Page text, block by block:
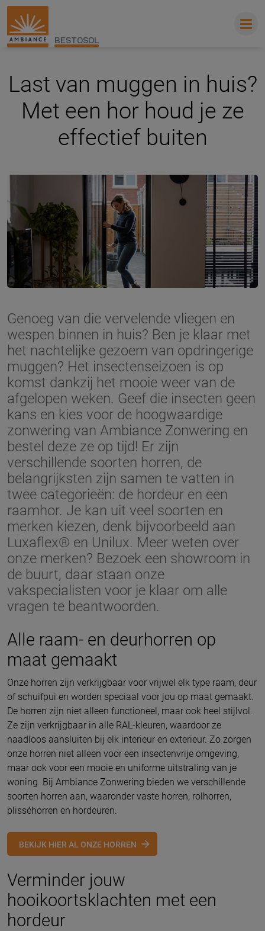
BESTOSOL
Last van muggen in huis?
Met een hor houd je ze
effectief buiten
Genoeg van die vervelende vliegen en
wespen binnen in huis? Ben je klaar met
het nachtelijke gezoem van opdringerige
muggen? Het insectenseizoen is op
komst dankzij het mooie weer van de
afgelopen weken. Geef die insecten geen
kans en kies voor de hoogwaardige
zonwering van Ambiance Zonwering en
bestel deze ze op tijd! Er zijn
verschillende soorten horren, de
belangrijksten zijn samen te vatten in
twee categorieën: de hordeur en een
raamhor. Je kan uit veel soorten en
merken kiezen, denk bijvoorbeeld aan
Luxaflex® en Unilux. Meer weten over
onze merken? Bezoek een showroom in
de buurt, daar staan onze
vakspecialisten voor je klaar om alle
vragen te beantwoorden.
Alle raam- en deurhorren op
maat gemaakt
Onze horren zijn verkrijgbaar voor vrijwel elk type raam, deur
of schuifpui en worden speciaal voor jou op maat gemaakt.
De horren zijn niet alleen functioneel, maar ook heel stijlvol.
Ze zijn verkrijgbaar in alle RAL-kleuren, waardoor ze
naadloos aansluiten bij elk interieur en exterieur. Zo zorgen
onze horren niet alleen voor een insectenvrije omgeving,
maar ook voor een mooie en uniforme uitstraling van je
woning. Bij Ambiance Zonwering bieden we verschillende
soorten horren aan, waaronder vaste horren, rolhorren,
plisséhorren en hordeuren.
BEKIJK HIER AL ONZE HORREN
Verminder jouw
hooikoortsklachten met een
hordeur